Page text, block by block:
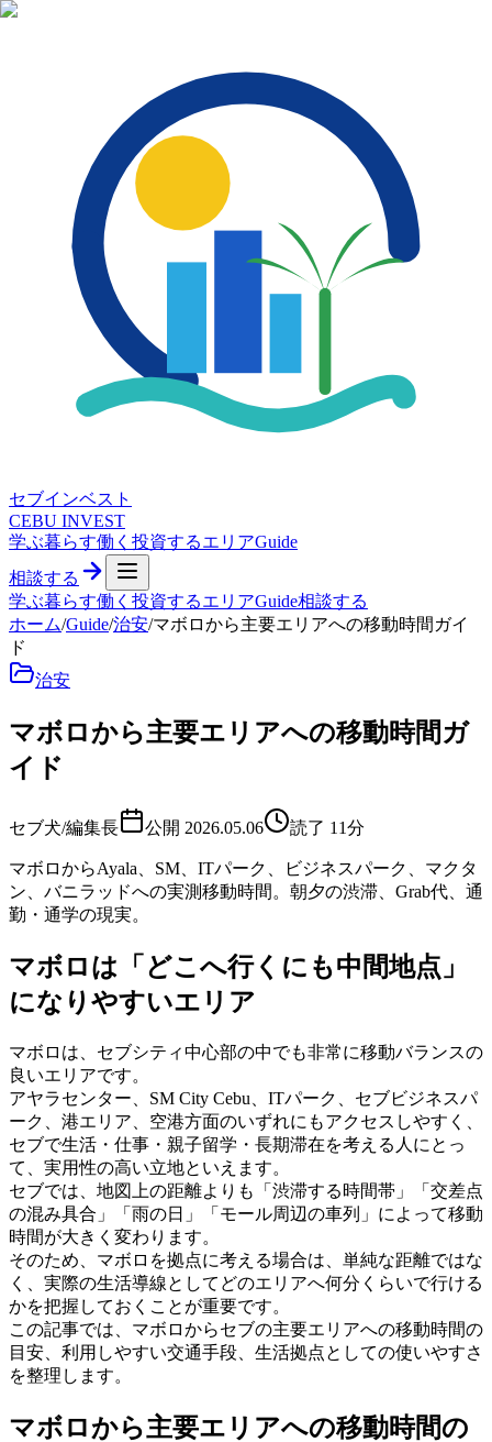
セブインベスト
CEBU INVEST
学ぶ暮らす働く 投資するエリアGuide
相談する
学ぶ暮らす働く 投資するエリアGuide相談する
ホーム/Guide/治安/マボロから主要エリアへの移動時間ガイ
ド
治安
マボロから主要エリアへの移動時間ガ
イド
セブ犬/編集長 公開 2026.05.06 読了 11分
マボロからAyala、SM、ITパーク、ビジネスパーク、マクタ
ン、バニラッドへの実測移動時間。朝夕の渋滞、Grab代、通
勤・通学の現実。
マボロは「どこへ行くにも中間地点」
になりやすいエリア
マボロは、セブシティ中心部の中でも非常に移動バランスの
良いエリアです。
アヤラセンター、SM City Cebu、ITパーク、セブビジネスパ
ーク、港エリア、空港方面のいずれにもアクセスしやすく、
セブで生活・仕事・親子留学・長期滞在を考える人にとっ
て、実用性の高い立地といえます。
セブでは、地図上の距離よりも「渋滞する時間帯」「交差点
の混み具合」「雨の日」「モール周辺の車列」によって移動
時間が大きく変わります。
そのため、マボロを拠点に考える場合は、単純な距離ではな
く、実際の生活導線としてどのエリアへ何分くらいで行ける
かを把握しておくことが重要です。
この記事では、マボロからセブの主要エリアへの移動時間の
目安、利用しやすい交通手段、生活拠点としての使いやすさ
を整理します。
マボロから主要エリアへの移動時間の